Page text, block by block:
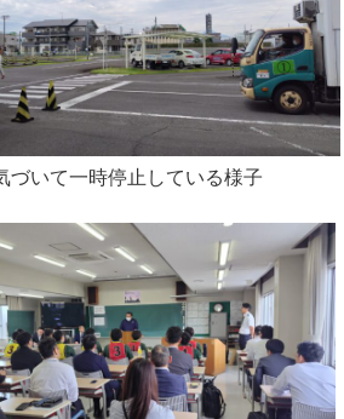
づいて一時停止している様子